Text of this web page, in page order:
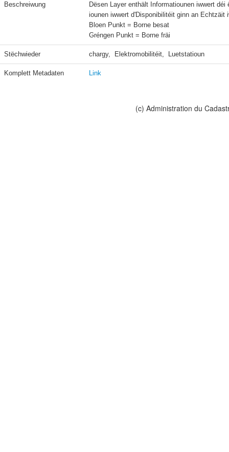
Beschreiwung
Dësen Layer enthält Informatiounen iwwert
iounen iwwert d'Disponibilitéit ginn an Echtzäit
Bloen Punkt = Borne besat
Gréngen Punkt = Borne fräi
Stëchwieder chargy,  Elektromobilitéit,  Luetstatioun
Komplett Metadaten Link
(c) Administration du